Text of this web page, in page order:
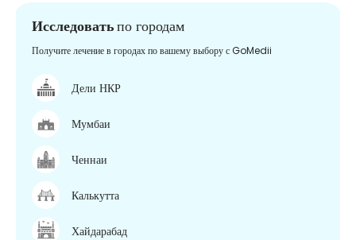
Исследоватьпо городам
Получите лечение в городах по вашему выбору с GoMedii
Дели НКР
Мумбаи
Ченнаи
Калькутта
Хайдарабад